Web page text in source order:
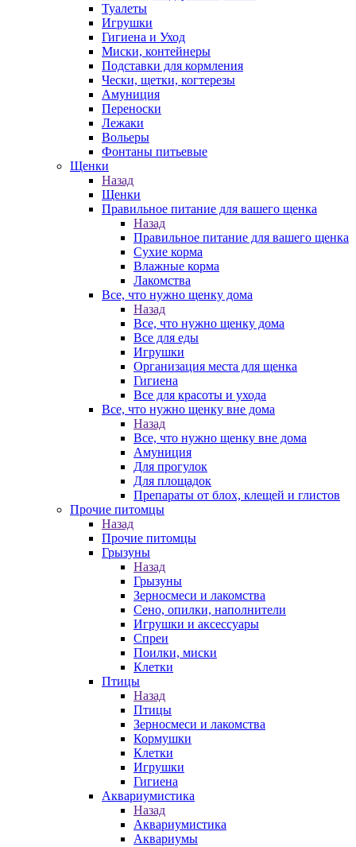
Туалеты
Игрушки
Гигиена и Уход
Миски, контейнеры
Подставки для кормления
Чески, щетки, когтерезы
Амуниция
Переноски
Лежаки
Вольеры
Фонтаны питьевые
Щенки
Назад
Щенки
Правильное питание для вашего щенка
Назад
Правильное питание для вашего щенка
Сухие корма
Влажные корма
Лакомства
Все, что нужно щенку дома
Назад
Все, что нужно щенку дома
Все для еды
Игрушки
Организация места для щенка
Гигиена
Все для красоты и ухода
Все, что нужно щенку вне дома
Назад
Все, что нужно щенку вне дома
Амуниция
Для прогулок
Для площадок
Препараты от блох, клещей и глистов
Прочие питомцы
Назад
Прочие питомцы
Грызуны
Назад
Грызуны
Зерносмеси и лакомства
Сено, опилки, наполнители
Игрушки и аксессуары
Спреи
Поилки, миски
Клетки
Птицы
Назад
Птицы
Зерносмеси и лакомства
Кормушки
Клетки
Игрушки
Гигиена
Аквариумистика
Назад
Аквариумистика
Аквариумы